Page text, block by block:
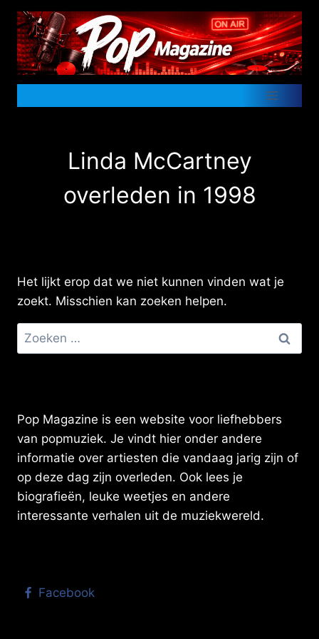
Doorgaan
naar
inhoud
Linda McCartney
overleden in 1998
Het lijkt erop dat we niet kunnen vinden wat je
zoekt. Misschien kan zoeken helpen.
Zoeken
naar:
Pop Magazine is een website voor liefhebbers
van popmuziek. Je vindt hier onder andere
informatie over artiesten die vandaag jarig zijn of
op deze dag zijn overleden. Ook lees je
biografieën, leuke weetjes en andere
interessante verhalen uit de muziekwereld.
Facebook